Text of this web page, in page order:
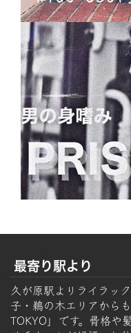
最寄り駅より
久が原駅よりライラッ
子・鵜の木エリアから
TOKYO」です。骨格や